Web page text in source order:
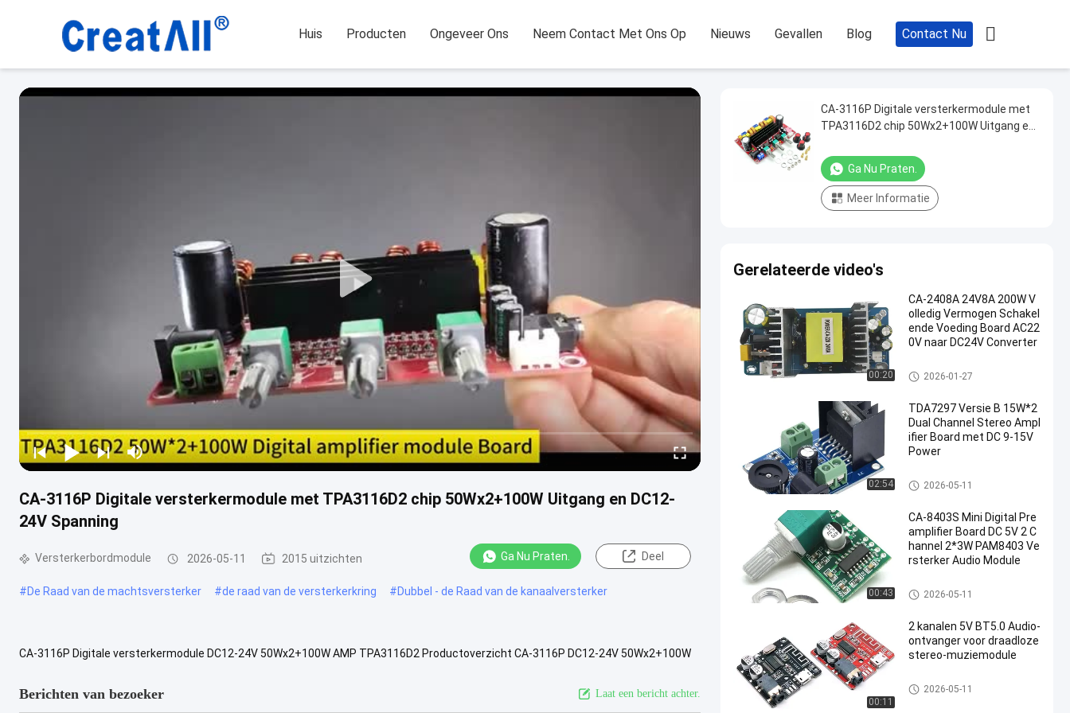
Huis Producten Ongeveer Ons Neem Contact Met Ons Op Nieuws Gevallen Blog Contact Nu 
CA-3116P Digitale versterkermodule met TPA3116D2 chip 50Wx2+100W Uitgang en DC12-
24V Spanning
Versterkerbordmodule 2026-05-11 2015 uitzichten Ga Nu Praten. Deel
#De Raad van de machtsversterker #de raad van de versterkerkring #Dubbel - de Raad van de kanaalversterker
CA-3116P Digitale versterkermodule DC12-24V 50Wx2+100W AMP TPA3116D2 Productoverzicht CA-3116P DC12-24V 50Wx2+100W
Berichten van bezoeker Laat een bericht achter.
CA-3116P Digitale versterkermodule met
TPA3116D2 chip 50Wx2+100W Uitgang en
Ga Nu Praten.
Meer Informatie
Gerelateerde video's
00:20
CA-2408A 24V8A 200W V
olledig Vermogen Schakel
ende Voeding Board AC22
0V naar DC24V Converter
Versterkerbordmodule
2026-01-27
02:54
TDA7297 Versie B 15W*2
Dual Channel Stereo Ampl
ifier Board met DC 9-15V
Power
Versterkerbordmodule
2026-05-11
00:43
CA-8403S Mini Digital Pre
amplifier Board DC 5V 2 C
hannel 2*3W PAM8403 Ve
rsterker Audio Module
Versterkerbordmodule
2026-05-11
00:11
2 kanalen 5V BT5.0 Audio-
ontvanger voor draadloze
stereo-muziemodule
Versterkerbordmodule
2026-05-11